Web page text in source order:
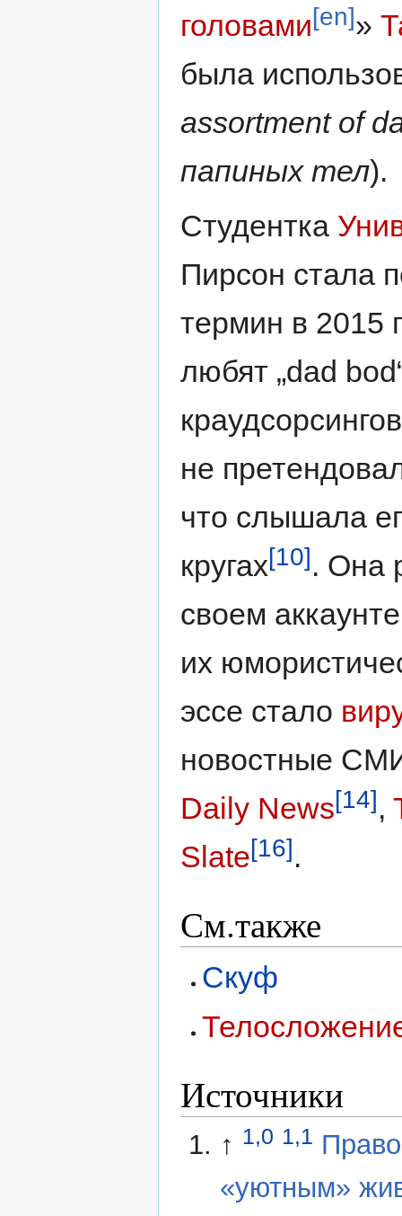
головами[en]»
была
assortment of
папиных тел).
Студентка
Пирсон стала
термин в 2015
любят „dad
не
что слышала
кругах[10]. Она
своем
их
эссе стало
новостные
Daily News[14],
Slate[16].
См.также
Скуф
Источники
↑ 1,0 1,1
«уютным»